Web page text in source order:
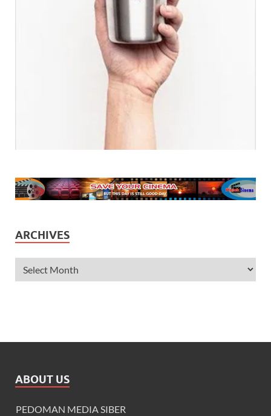
ARCHIVES
ABOUT US
PEDOMAN MEDIA SIBER